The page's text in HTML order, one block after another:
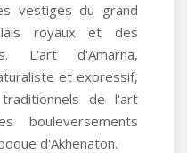
vestiges du grand
royaux et des
L'art d'Amarna,
et expressif,
de l'art
d'Akhenaton.